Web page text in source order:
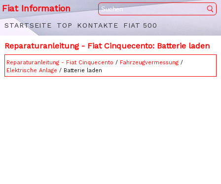
Fiat Information
STARTSEITE TOP KONTAKTE FIAT 500
Reparaturanleitung - Fiat Cinquecento: Batterie laden
Reparaturanleitung - Fiat Cinquecento / Fahrzeugvermessung/
Elektrische Anlage / Batterie laden